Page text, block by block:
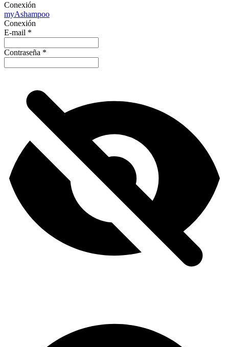
Conexión
myAshampoo
Conexión
E-mail *
Contraseña *